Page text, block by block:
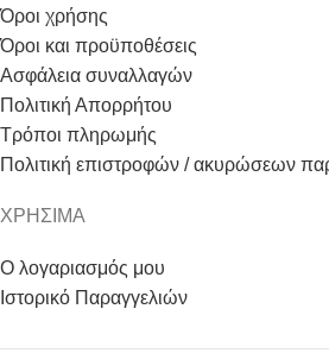
Όροι χρήσης
Όροι και προϋποθέσεις
Ασφάλεια συναλλαγών
Πολιτική Απορρήτου
Τρόποι πληρωμής
Πολιτική επιστροφών / ακυρώσεων
ΧΡΗΣΙΜΑ
Ο λογαριασμός μου
Ιστορικό Παραγγελιών